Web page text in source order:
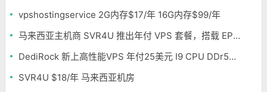
vpshostingservice 2G内存$17/年 16G内存$99/年
马来西亚主机商 SVR4U 推出年付 VPS 套餐，搭载 EPYC/至强铂金，支持支付宝
DediRock 新上高性能VPS 年付25美元 I9 CPU DDr5内存 纽约机房
SVR4U $18/年 马来西亚机房